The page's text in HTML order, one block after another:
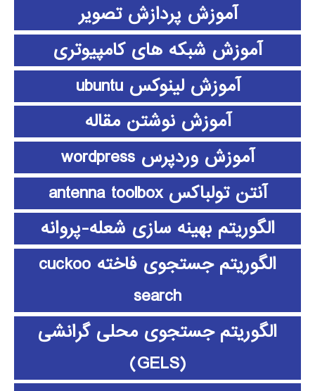
آموزش پردازش تصویر
آموزش شبکه های کامپیوتری
آموزش لینوکس ubuntu
آموزش نوشتن مقاله
آموزش وردپرس wordpress
آنتن تولباکس antenna toolbox
الگوریتم بهینه سازی شعله-پروانه
الگوریتم جستجوی فاخته cuckoo
search
الگوریتم جستجوی محلی گرانشی
(GELS)